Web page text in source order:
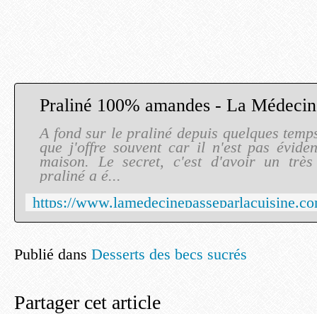
A fond sur le praliné depuis quelques
que j'offre souvent car il n'est pas
maison. Le secret, c'est d'avoir un
praliné a é...
Publié dans Desserts des becs sucrés
Partager cet article